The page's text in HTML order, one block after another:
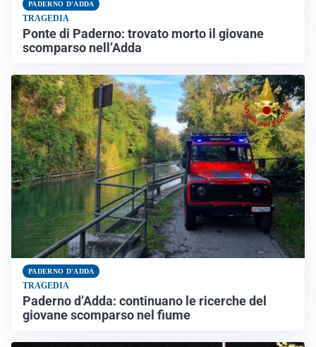
PADERNO D'ADDA
TRAGEDIA
Ponte di Paderno: trovato morto il giovane
scomparso nell’Adda
PADERNO D'ADDA
TRAGEDIA
Paderno d’Adda: continuano le ricerche del
giovane scomparso nel fiume